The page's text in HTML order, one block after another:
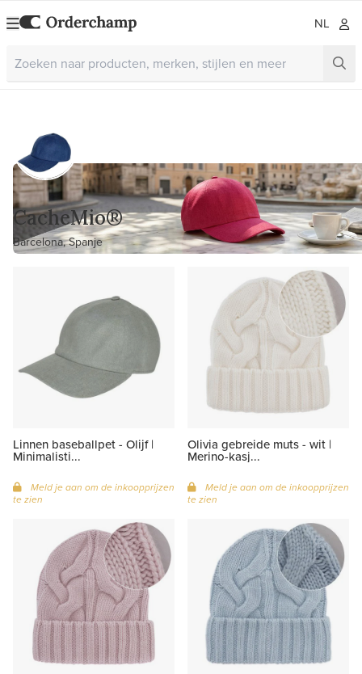
NL
CacheMio®
Barcelona, Spanje
Linnen baseballpet - Olijf |
Minimalisti...
Meld je aan om de inkoopprijzen
te zien
Olivia gebreide muts - wit |
Merino-kasj...
Meld je aan om de inkoopprijzen
te zien